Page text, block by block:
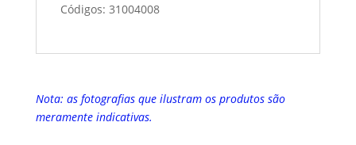
Códigos: 31004008
Nota: as fotografias que ilustram os produtos são
meramente indicativas.